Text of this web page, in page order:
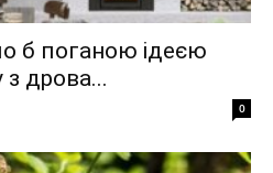
б поганою ідеєю
дрова...
0